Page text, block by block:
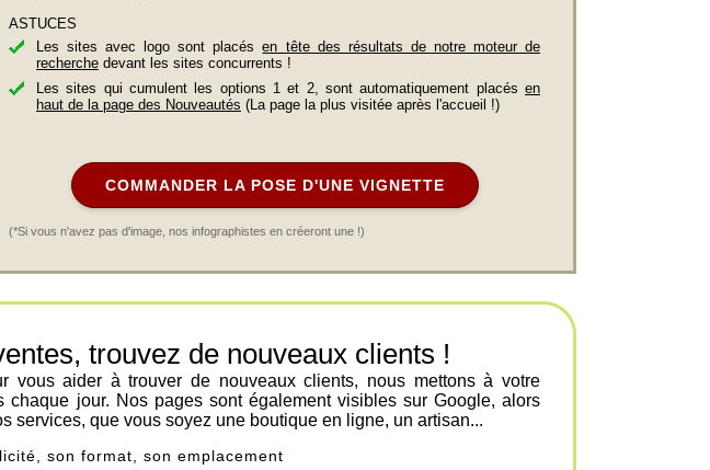
ASTUCES
Les sites avec logo sont placésen tête des résultats de notre moteur de
recherche devant les sites concurrents !
Les sites qui cumulent les options 1 et 2, sont automatiquement placés en
haut de la page des Nouveautés (La page la plus visitée après l'accueil !)
COMMANDER LA POSE D'UNE VIGNETTE
(*Si vous n'avez pas d'image, nos infographistes en créeront une !)
trouvez de nouveaux clients !
vous aider à trouver de nouveaux clients, nous mettons à votre
jour. Nos pages sont également visibles sur Google, alors
services, que vous soyez une boutique en ligne, un artisan...
son format, son emplacement